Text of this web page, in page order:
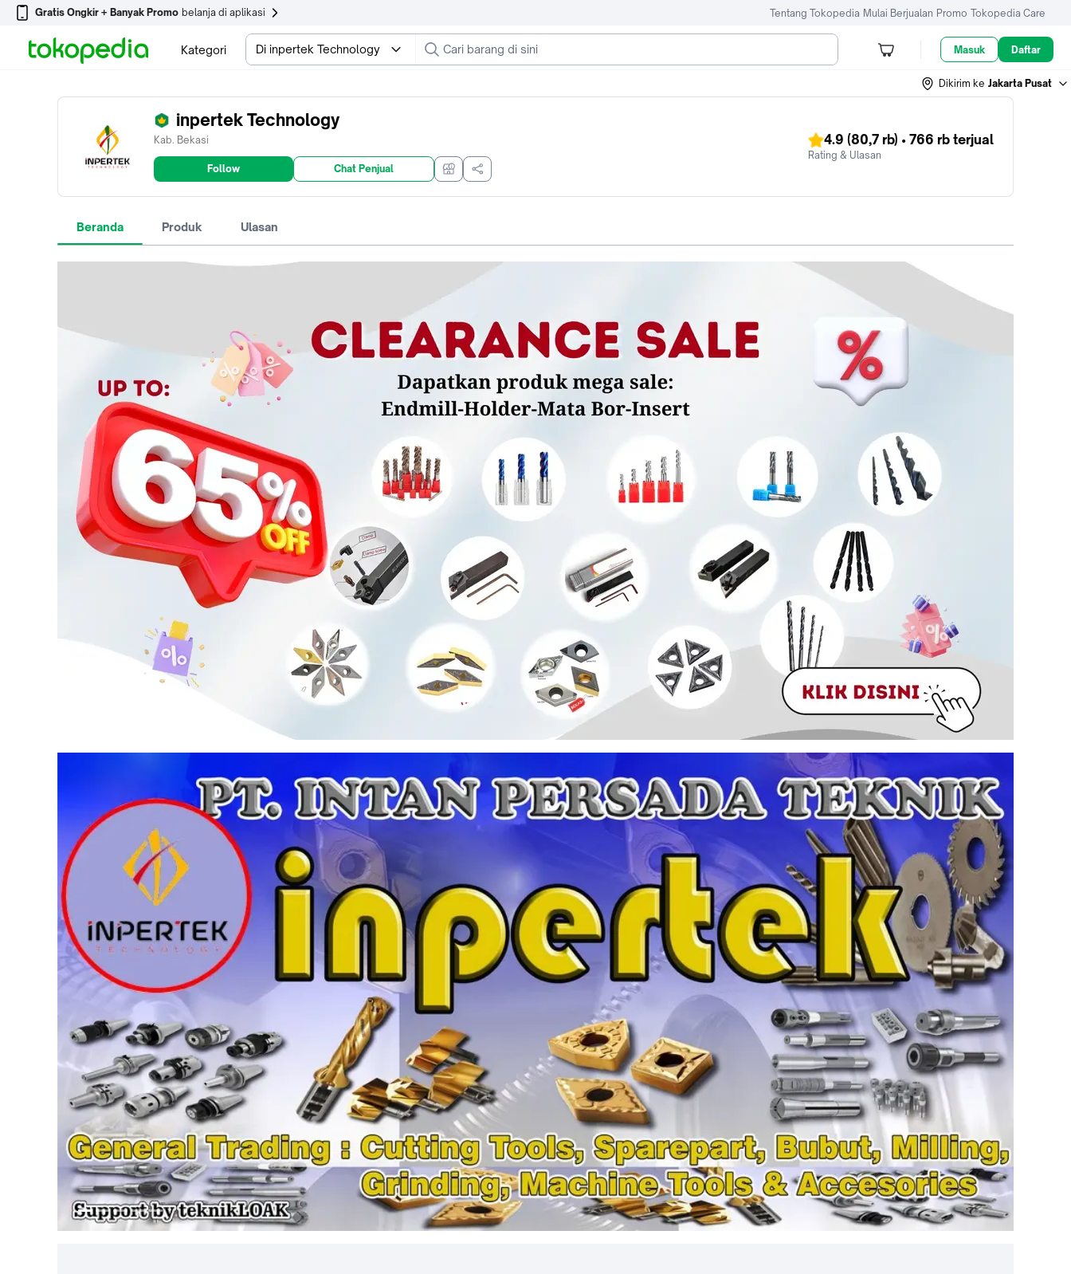
Gratis Ongkir + Banyak Promo belanja di aplikasi Tentang Tokopedia Mulai Berjualan Promo Tokopedia Care
Kategori Di inpertek Technology Masuk Daftar
Dikirim ke Jakarta Pusat
inpertek Technology
Kab. Bekasi
Follow Chat Penjual
4.9 (80,7 rb) • 766 rb terjual
Rating & Ulasan
Beranda Produk Ulasan